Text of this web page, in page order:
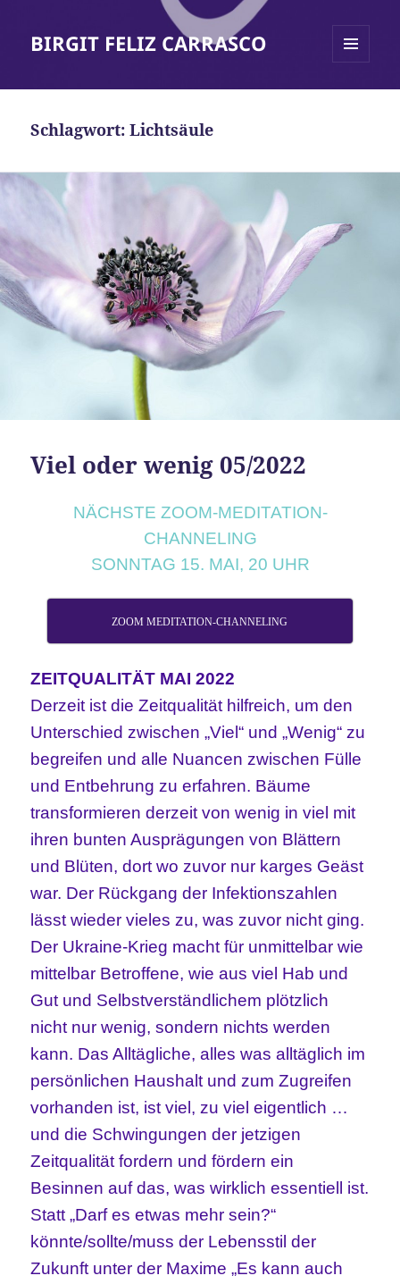
BIRGIT FELIZ CARRASCO
Schlagwort:Lichtsäule
Viel oder wenig 05/2022
NÄCHSTE ZOOM-MEDITATION-
CHANNELING
SONNTAG 15. MAI, 20 UHR
ZOOM MEDITATION-CHANNELING
ZEITQUALITÄT MAI 2022
Derzeit ist die Zeitqualität hilfreich, um den
Unterschied zwischen „Viel“ und „Wenig“ zu
begreifen und alle Nuancen zwischen Fülle
und Entbehrung zu erfahren. Bäume
transformieren derzeit von wenig in viel mit
ihren bunten Ausprägungen von Blättern
und Blüten, dort wo zuvor nur karges Geäst
war. Der Rückgang der Infektionszahlen
lässt wieder vieles zu, was zuvor nicht ging.
Der Ukraine-Krieg macht für unmittelbar wie
mittelbar Betroffene, wie aus viel Hab und
Gut und Selbstverständlichem plötzlich
nicht nur wenig, sondern nichts werden
kann. Das Alltägliche, alles was alltäglich im
persönlichen Haushalt und zum Zugreifen
vorhanden ist, ist viel, zu viel eigentlich …
und die Schwingungen der jetzigen
Zeitqualität fordern und fördern ein
Besinnen auf das, was wirklich essentiell ist.
Statt „Darf es etwas mehr sein?“
könnte/sollte/muss der Lebensstil der
Zukunft unter der Maxime „Es kann auch